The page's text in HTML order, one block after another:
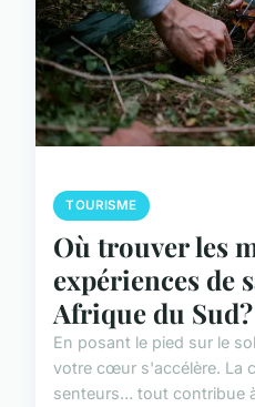
TOURISME
Où trouver les
expériences de
Afrique du Sud?
En posant le pied sur le
votre cœur s'accélère. La
senteurs… tout contribue